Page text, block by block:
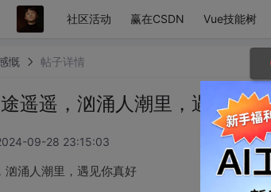
社区活动 赢在CSDN Vue技能树
慨 帖子详情
遥遥，汹涌人潮里，遇见你真
09-28 23:15:03
汹涌人潮里，遇见你真好